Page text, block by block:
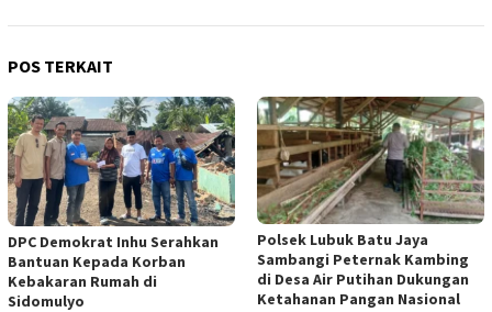
POS TERKAIT
DPC Demokrat Inhu Serahkan
Bantuan Kepada Korban
Kebakaran Rumah di
Sidomulyo
Polsek Lubuk Batu Jaya
Sambangi Peternak Kambing
di Desa Air Putihan Dukungan
Ketahanan Pangan Nasional